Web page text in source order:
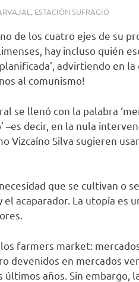
, ESTACIÓN SUFRAGIO
de los cuatro ejes de su
hay incluso quién
advirtiendo en
al comunismo!
se llenó con la palabra
–es decir, en la nula
Vizcaíno Silva sugieren
que se cultivan o
acaparador. La utopía es
farmers market:
devenidos en mercados
años. Sin embargo,